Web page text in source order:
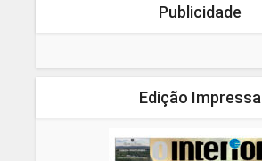
Publicidade
Edição Impressa